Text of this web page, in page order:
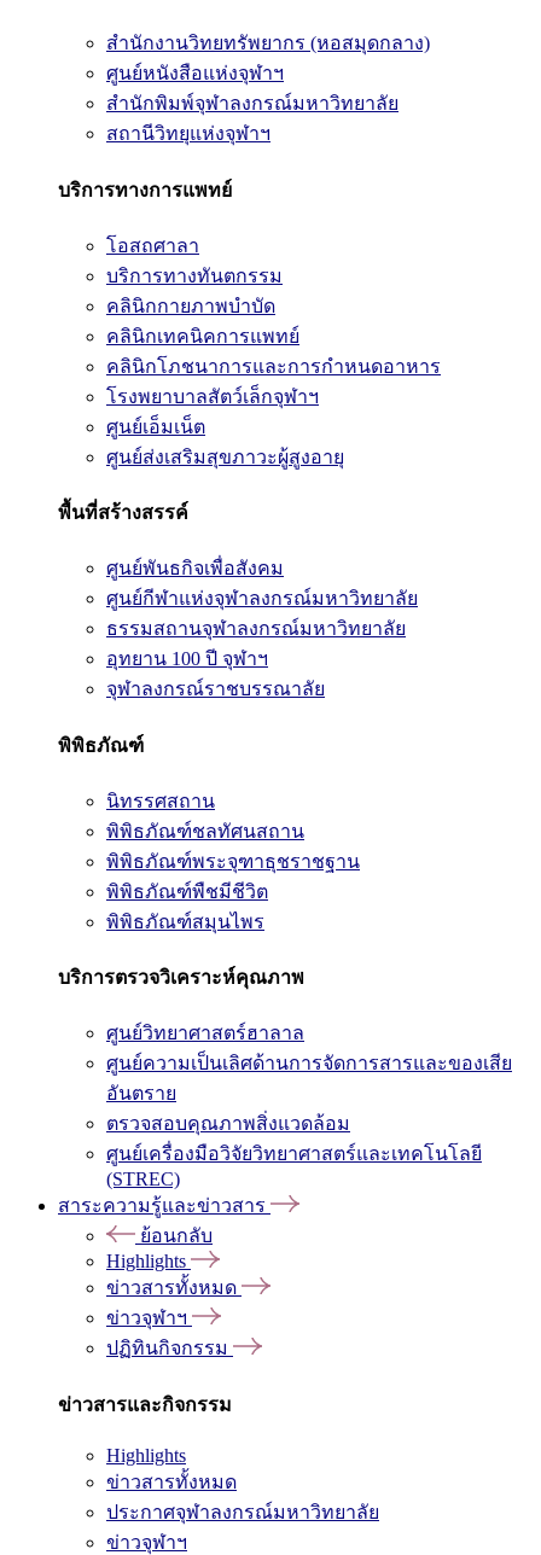
สำนักงานวิทยทรัพยากร (หอสมุดกลาง)
ศูนย์หนังสือแห่งจุฬาฯ
สำนักพิมพ์จุฬาลงกรณ์มหาวิทยาลัย
สถานีวิทยุแห่งจุฬาฯ
บริการทางการแพทย์
โอสถศาลา
บริการทางทันตกรรม
คลินิกกายภาพบำบัด
คลินิกเทคนิคการแพทย์
คลินิกโภชนาการและการกำหนดอาหาร
โรงพยาบาลสัตว์เล็กจุฬาฯ
ศูนย์เอ็มเน็ต
ศูนย์ส่งเสริมสุขภาวะผู้สูงอายุ
พื้นที่สร้างสรรค์
ศูนย์พันธกิจเพื่อสังคม
ศูนย์กีฬาแห่งจุฬาลงกรณ์มหาวิทยาลัย
ธรรมสถานจุฬาลงกรณ์มหาวิทยาลัย
อุทยาน 100 ปี จุฬาฯ
จุฬาลงกรณ์ราชบรรณาลัย
พิพิธภัณฑ์
นิทรรศสถาน
พิพิธภัณฑ์ชลทัศนสถาน
พิพิธภัณฑ์พระจุฑาธุชราชฐาน
พิพิธภัณฑ์พืชมีชีวิต
พิพิธภัณฑ์สมุนไพร
บริการตรวจวิเคราะห์คุณภาพ
ศูนย์วิทยาศาสตร์ฮาลาล
ศูนย์ความเป็นเลิศด้านการจัดการสารและของเสีย
อันตราย
ตรวจสอบคุณภาพสิ่งแวดล้อม
ศูนย์เครื่องมือวิจัยวิทยาศาสตร์และเทคโนโลยี
(STREC)
สาระความรู้และข่าวสาร
ย้อนกลับ
Highlights
ข่าวสารทั้งหมด
ข่าวจุฬาฯ
ปฏิทินกิจกรรม
ข่าวสารและกิจกรรม
Highlights
ข่าวสารทั้งหมด
ประกาศจุฬาลงกรณ์มหาวิทยาลัย
ข่าวจุฬาฯ